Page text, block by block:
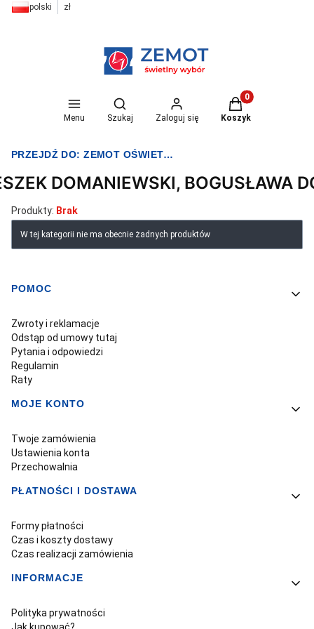
polski zł
Menu
Otwórz wyszukiwarkę
Szukaj Zaloguj się
Produkty w
Koszyk
PRZEJDŹ DO:ZEMOT OŚWIETLENIE I ELEKTRYKA
DOMANIEWSKI, BOGUSŁAWA
Produkty: Brak
Lista produktów
W tej kategorii nie ma obecnie żadnych produktów
Linki w stopce
POMOC
Zwroty i reklamacje
Odstąp od umowy tutaj
Pytania i odpowiedzi
Regulamin
Raty
MOJE KONTO
Twoje zamówienia
Ustawienia konta
Przechowalnia
PŁATNOŚCI I DOSTAWA
Formy płatności
Czas i koszty dostawy
Czas realizacji zamówienia
INFORMACJE
Polityka prywatności